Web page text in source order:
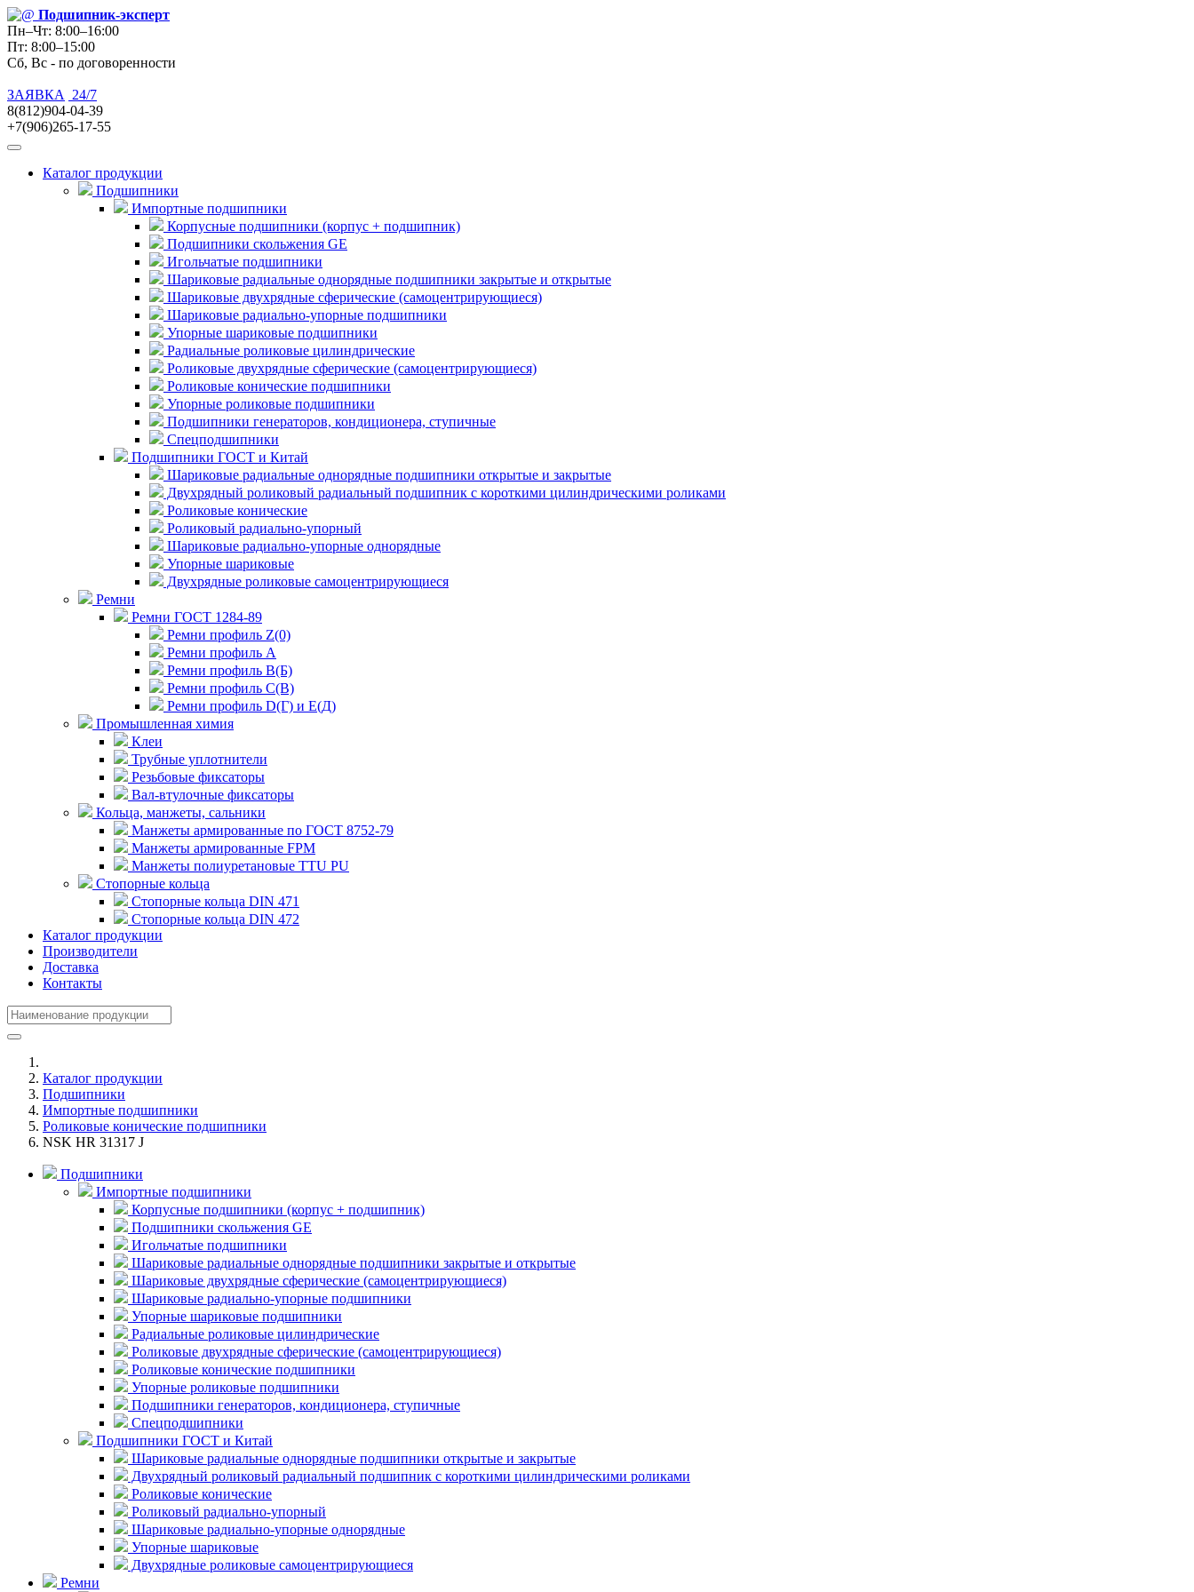
Подшипник-эксперт
Пн–Чт: 8:00–16:00
Пт: 8:00–15:00
Сб, Вс - по договоренности
ЗАЯВКА
24/7
8(812)904-04-39
+7(906)265-17-55
Каталог продукции
Подшипники
Импортные подшипники
Корпусные подшипники (корпус + подшипник)
Подшипники скольжения GE
Игольчатые подшипники
Шариковые радиальные однорядные подшипники закрытые и открытые
Шариковые двухрядные сферические (самоцентрирующиеся)
Шариковые радиально-упорные подшипники
Упорные шариковые подшипники
Радиальные роликовые цилиндрические
Роликовые двухрядные сферические (самоцентрирующиеся)
Роликовые конические подшипники
Упорные роликовые подшипники
Подшипники генераторов, кондиционера, ступичные
Спецподшипники
Подшипники ГОСТ и Китай
Шариковые радиальные однорядные подшипники открытые и закрытые
Двухрядный роликовый радиальный подшипник с короткими цилиндрическими роликами
Роликовые конические
Роликовый радиально-упорный
Шариковые радиально-упорные однорядные
Упорные шариковые
Двухрядные роликовые самоцентрирующиеся
Ремни
Ремни ГОСТ 1284-89
Ремни профиль Z(0)
Ремни профиль А
Ремни профиль В(Б)
Ремни профиль С(В)
Ремни профиль D(Г) и E(Д)
Промышленная химия
Клеи
Трубные уплотнители
Резьбовые фиксаторы
Вал-втулочные фиксаторы
Кольца, манжеты, сальники
Манжеты армированные по ГОСТ 8752-79
Манжеты армированные FPM
Манжеты полиуретановые TTU PU
Стопорные кольца
Стопорные кольца DIN 471
Стопорные кольца DIN 472
Каталог продукции
Производители
Доставка
Контакты
Каталог продукции
Подшипники
Импортные подшипники
Роликовые конические подшипники
NSK HR 31317 J
Подшипники
Импортные подшипники
Корпусные подшипники (корпус + подшипник)
Подшипники скольжения GE
Игольчатые подшипники
Шариковые радиальные однорядные подшипники закрытые и открытые
Шариковые двухрядные сферические (самоцентрирующиеся)
Шариковые радиально-упорные подшипники
Упорные шариковые подшипники
Радиальные роликовые цилиндрические
Роликовые двухрядные сферические (самоцентрирующиеся)
Роликовые конические подшипники
Упорные роликовые подшипники
Подшипники генераторов, кондиционера, ступичные
Спецподшипники
Подшипники ГОСТ и Китай
Шариковые радиальные однорядные подшипники открытые и закрытые
Двухрядный роликовый радиальный подшипник с короткими цилиндрическими роликами
Роликовые конические
Роликовый радиально-упорный
Шариковые радиально-упорные однорядные
Упорные шариковые
Двухрядные роликовые самоцентрирующиеся
Ремни